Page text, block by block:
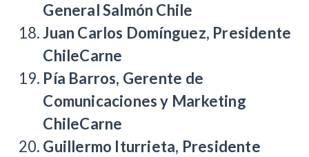
General Salmón Chile
Juan Carlos Domínguez, Presidente
ChileCarne
Pía Barros, Gerente de
Comunicaciones y Marketing
ChileCarne
Guillermo Iturrieta, Presidente